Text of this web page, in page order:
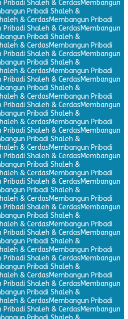
Pribadi Shaleh & CerdasMembangun
Pribadi Shaleh &
& CerdasMembangun Pribadi
Pribadi Shaleh & CerdasMembangun
Pribadi Shaleh &
& CerdasMembangun Pribadi
Pribadi Shaleh & CerdasMembangun
Pribadi Shaleh &
& CerdasMembangun Pribadi
Pribadi Shaleh & CerdasMembangun
Pribadi Shaleh &
& CerdasMembangun Pribadi
Pribadi Shaleh & CerdasMembangun
Pribadi Shaleh &
& CerdasMembangun Pribadi
Pribadi Shaleh & CerdasMembangun
Pribadi Shaleh &
& CerdasMembangun Pribadi
Pribadi Shaleh & CerdasMembangun
Pribadi Shaleh &
& CerdasMembangun Pribadi
Pribadi Shaleh & CerdasMembangun
Pribadi Shaleh &
& CerdasMembangun Pribadi
Pribadi Shaleh & CerdasMembangun
Pribadi Shaleh &
& CerdasMembangun Pribadi
Pribadi Shaleh & CerdasMembangun
Pribadi Shaleh &
& CerdasMembangun Pribadi
Pribadi Shaleh & CerdasMembangun
Pribadi Shaleh &
& CerdasMembangun Pribadi
Pribadi Shaleh & CerdasMembangun
Pribadi Shaleh &
& CerdasMembangun Pribadi
Pribadi Shaleh & CerdasMembangun